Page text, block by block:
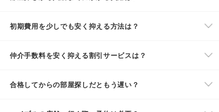
初期費用を少しでも安く抑える方法は？
仲介手数料を安く抑える割引サービスは？
合格してからの部屋探しだともう遅い？